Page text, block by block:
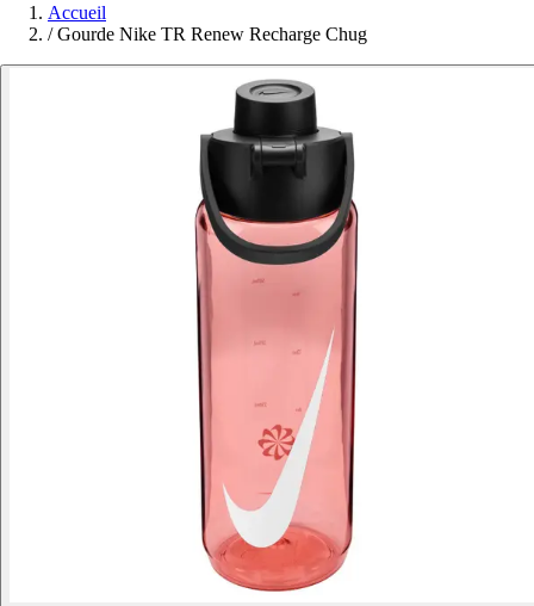
Accueil
/ Gourde Nike TR Renew Recharge Chug